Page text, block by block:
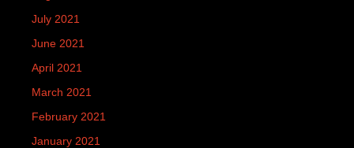
July 2021
June 2021
April 2021
March 2021
February 2021
January 2021